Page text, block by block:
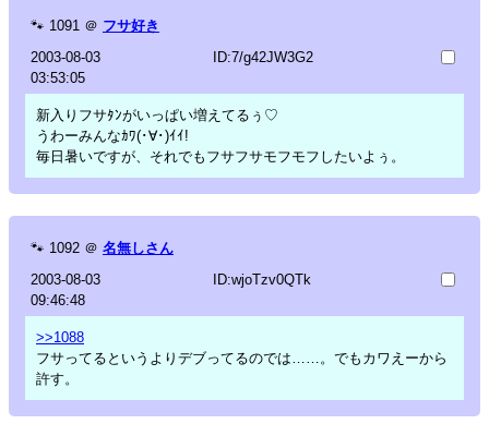
🐾 1091 ＠ フサ好き
2003-08-03
03:53:05
ID:7/g42JW3G2
新入りフサﾀﾝがいっぱい増えてるぅ♡
うわーみんなｶﾜ(･∀･)ｲｲ!
毎日暑いですが、それでもフサフサモフモフしたいよぅ。
🐾 1092 ＠ 名無しさん
2003-08-03
09:46:48
ID:wjoTzv0QTk
>>1088
フサってるというよりデブってるのでは……。でもカワえーから
許す。